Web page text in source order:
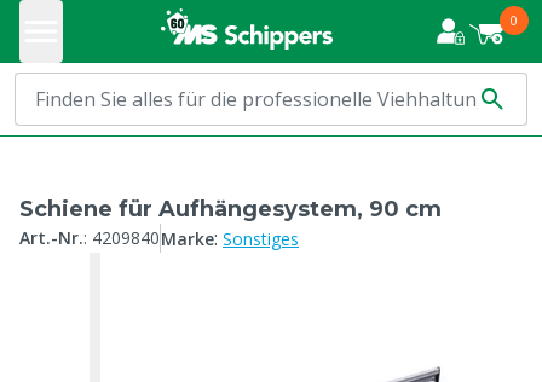
0
Schiene für Aufhängesystem, 90 cm
Art.-Nr.: 4209840Marke: Sonstiges